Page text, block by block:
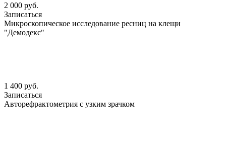
2 000 руб.
Записаться
Микроскопическое исследование ресниц на клещи
"Демодекс"
1 400 руб.
Записаться
Авторефрактометрия с узким зрачком